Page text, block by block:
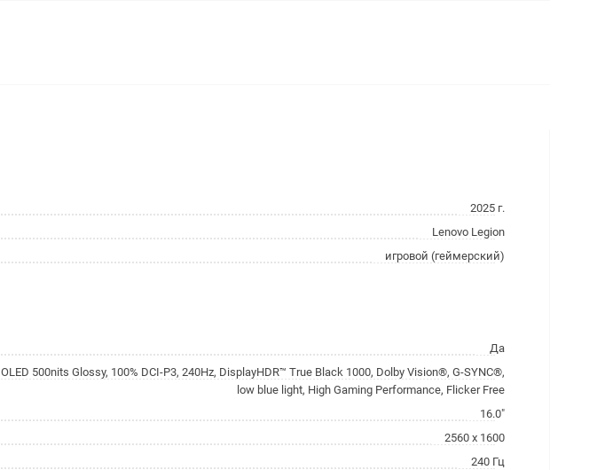
2025 г.
Lenovo Legion
игровой (геймерский)
Да
OLED 500nits Glossy, 100% DCI-P3, 240Hz, DisplayHDR™ True Black 1000, Dolby Vision®, G-SYNC®,
low blue light, High Gaming Performance, Flicker Free
16.0"
2560 x 1600
240 Гц